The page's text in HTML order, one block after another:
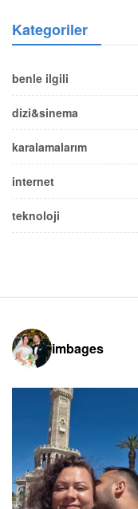
Kategoriler
benle ilgili
dizi&sinema
karalamalarım
internet
teknoloji
imbages